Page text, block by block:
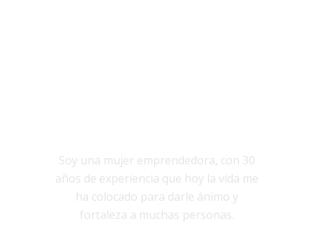
Soy una mujer emprendedora, con 30
años de experiencia que hoy la vida me
ha colocado para darle ánimo y
fortaleza a muchas personas.